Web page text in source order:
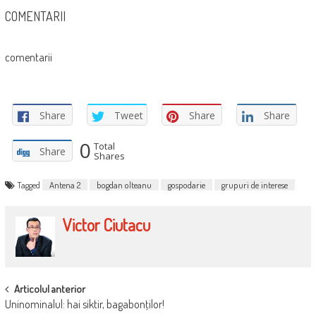
COMENTARII
comentarii
Share Tweet Share Share
Share 0 Total
Shares
Tagged Antena 2 bogdan olteanu gospodarie grupuri de interese
Victor Ciutacu
POST
NAVIGATION
Articolul anterior
Uninominalul: hai siktir, bagabonţilor!